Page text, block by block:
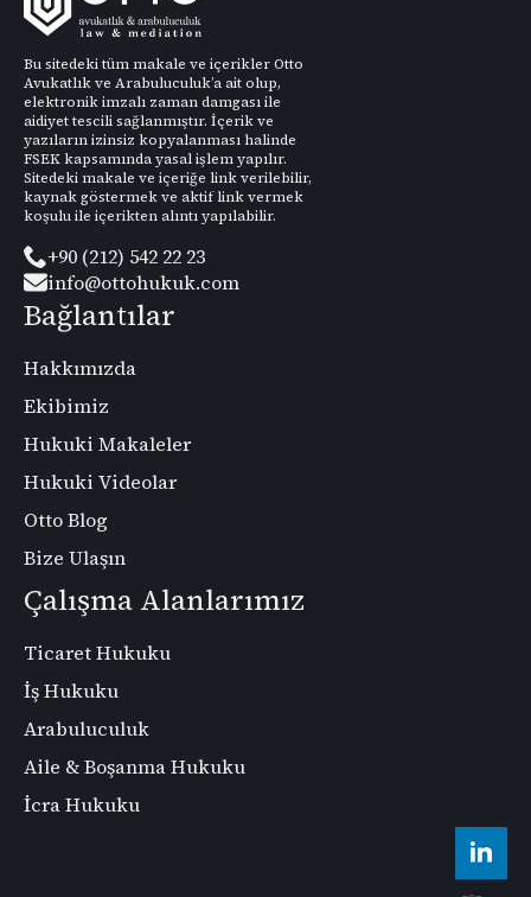
Bu sitedeki tüm makale ve içerikler Otto
Avukatlık ve Arabuluculuk’a ait olup,
elektronik imzalı zaman damgası ile
aidiyet tescili sağlanmıştır. İçerik ve
yazıların izinsiz kopyalanması halinde
FSEK kapsamında yasal işlem yapılır.
Sitedeki makale ve içeriğe link verilebilir,
kaynak göstermek ve aktif link vermek
koşulu ile içerikten alıntı yapılabilir.
+90 (212) 542 22 23
info@ottohukuk.com
Bağlantılar
Hakkımızda
Ekibimiz
Hukuki Makaleler
Hukuki Videolar
Otto Blog
Bize Ulaşın
Çalışma Alanlarımız
Ticaret Hukuku
İş Hukuku
Arabuluculuk
Aile & Boşanma Hukuku
İcra Hukuku